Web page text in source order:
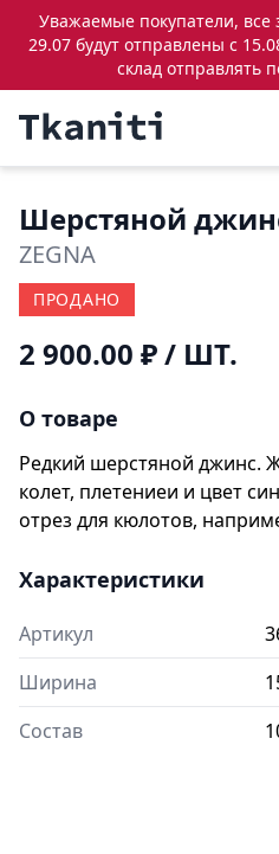
Уважаемые покупатели, все
29.07 будут отправлены с
склад отправлять
Шерстяной
ZEGNA
ПРОДАНО
2 900.00 ₽/ ШТ.
О товаре
Редкий шерстяной джинс.
колет, плетениеи и цвет
отрез для кюлотов,
Характеристики
Артикул
Ширина
Состав